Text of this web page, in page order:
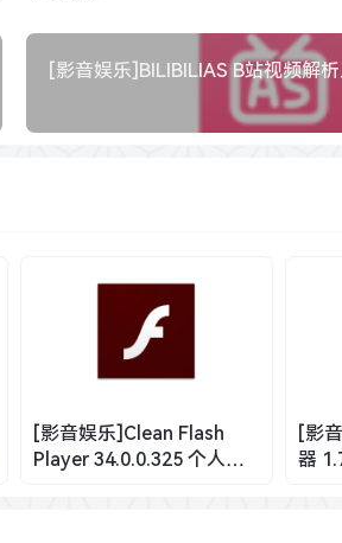
[影音娱乐]BILIBILIAS B站视频解
[影音娱乐]Clean Flash
Player 34.0.0.325 个人汉
[影
器